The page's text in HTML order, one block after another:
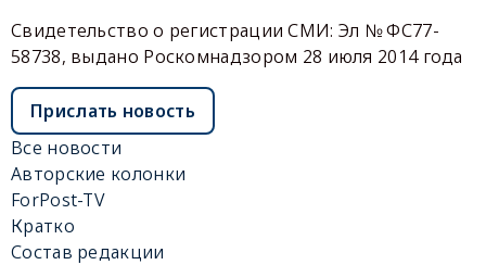
Свидетельство о регистрации СМИ: Эл № ФС77-
58738, выдано Роскомнадзором 28 июля 2014 года
Прислать новость
Все новости
Авторские колонки
ForPost-TV
Кратко
Состав редакции